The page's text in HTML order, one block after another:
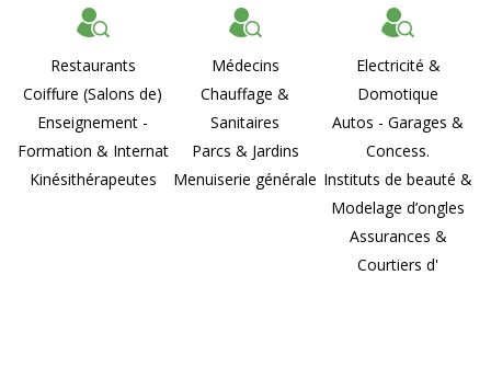
Restaurants
Coiffure (Salons de)
Enseignement -
Formation & Internat
Kinésithérapeutes
Médecins
Chauffage &
Sanitaires
Parcs & Jardins
Menuiserie générale
Electricité &
Domotique
Autos - Garages &
Concess.
Instituts de beauté &
Modelage d’ongles
Assurances &
Courtiers d'